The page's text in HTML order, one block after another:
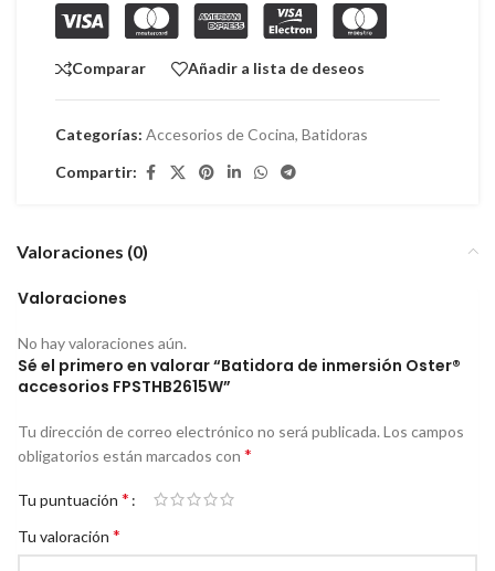
Comparar Añadir a lista de deseos
Categorías: Accesorios de Cocina, Batidoras
Compartir:
Valoraciones (0)
Valoraciones
No hay valoraciones aún.
Sé el primero en valorar “Batidora de inmersión Oster®
accesorios FPSTHB2615W”
Tu dirección de correo electrónico no será publicada. Los campos
obligatorios están marcados con *
Tu puntuación *
Tu valoración *